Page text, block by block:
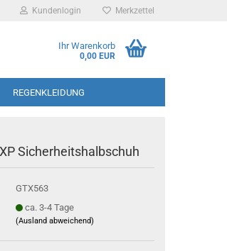
Kundenlogin Merkzettel
Ihr Warenkorb
0,00 EUR
REGENKLEIDUNG
Sicherheitshalbschuh
GTX563
ca. 3-4 Tage
(Ausland abweichend)